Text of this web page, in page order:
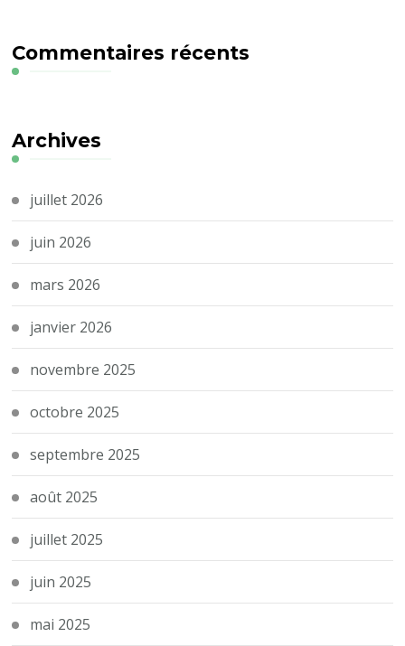
Commentaires récents
Archives
juillet 2026
juin 2026
mars 2026
janvier 2026
novembre 2025
octobre 2025
septembre 2025
août 2025
juillet 2025
juin 2025
mai 2025